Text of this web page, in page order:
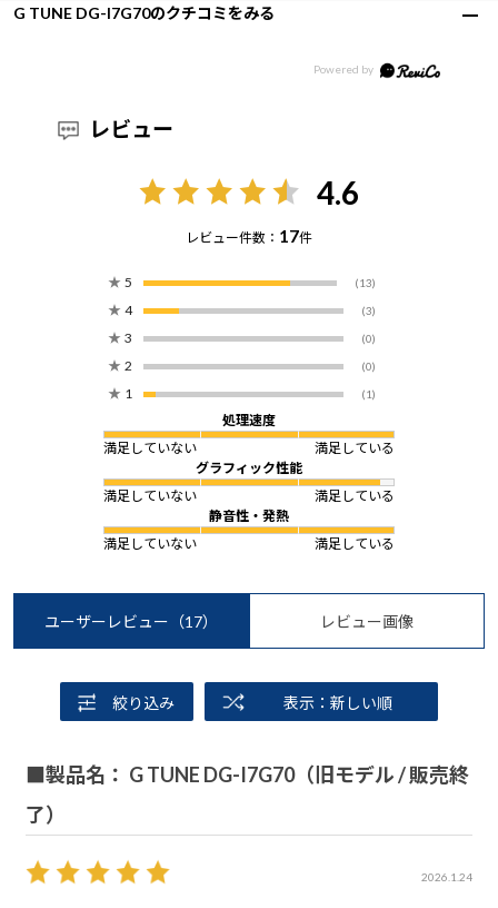
G TUNE DG-I7G70のクチコミをみる
レビュー
4.6
レビュー件数： 17件
★ 5 (13)
★ 4 (3)
★ 3 (0)
★ 2 (0)
★ 1 (1)
処理速度
満足していない
満足している
グラフィック性能
満足していない
満足している
静音性・発熱
満足していない
満足している
ユーザーレビュー （17） レビュー画像
絞り込み 表示：新しい順
■製品名： G TUNE DG-I7G70（旧モデル / 販売終
了）
2026.1.24